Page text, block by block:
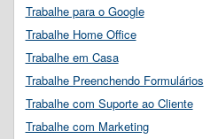
Trabalhe para o Google
Trabalhe Home Office
Trabalhe em Casa
Trabalhe Preenchendo Formulários
Trabalhe com Suporte ao Cliente
Trabalhe com Marketing